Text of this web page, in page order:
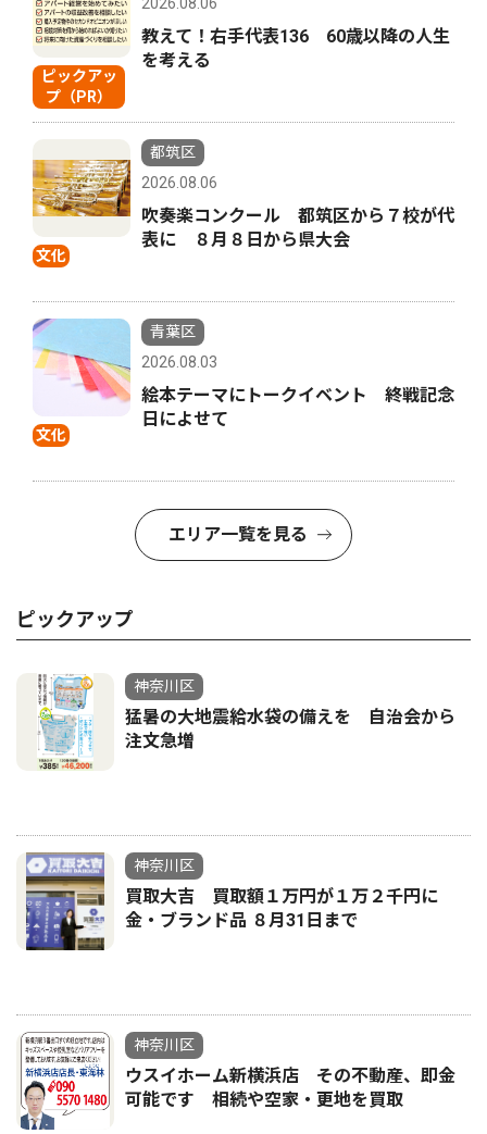
ピックアッ
プ（PR）
教えて！右手代表136 60歳以降の人生
を考える
文化
都筑区
2026.08.06
吹奏楽コンクール 都筑区から７校が代
表に ８月８日から県大会
文化
青葉区
2026.08.03
絵本テーマにトークイベント 終戦記念
日によせて
エリア一覧を見る
ピックアップ
神奈川区
猛暑の大地震給水袋の備えを 自治会から
注文急増
神奈川区
買取大吉 買取額１万円が１万２千円に
金・ブランド品 ８月31日まで
神奈川区
ウスイホーム新横浜店 その不動産、即金
可能です 相続や空家・更地を買取